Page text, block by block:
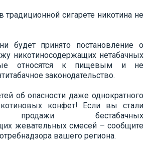
традиционной сигарете никотина не
будет принято постановление о
никотиносодержащих нетабачных
относятся к пищевым и не
законодательство.
об опасности даже однократного
конфет! Если вы стали
продажи бестабачных
жевательных смесей – сообщите
вашего региона.